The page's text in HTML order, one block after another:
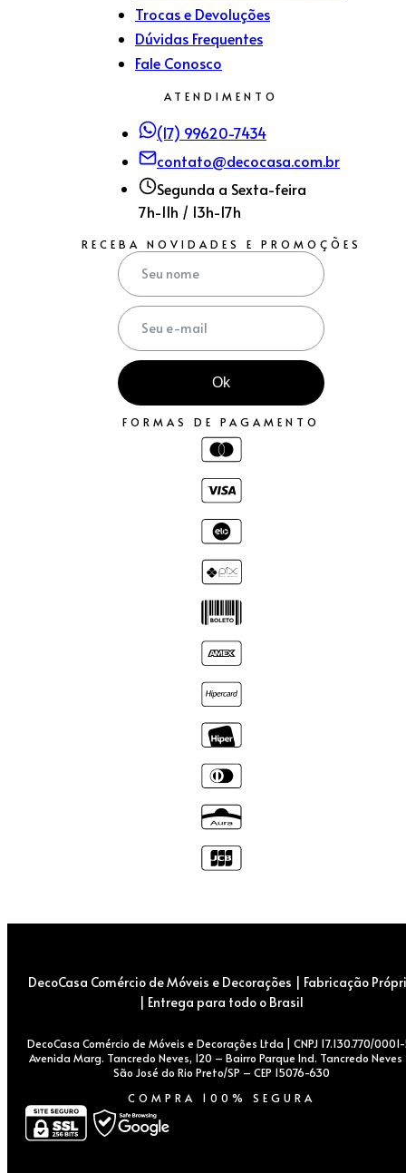
Trocas e Devoluções
Dúvidas Frequentes
Fale Conosco
ATENDIMENTO
(17) 99620-7434
contato@decocasa.com.br
Segunda a Sexta-feira
7h-11h / 13h-17h
RECEBA NOVIDADES E PROMOÇÕES
Ok
FORMAS DE PAGAMENTO
DecoCasa Comércio de Móveis e Decorações | Fabricação
| Entrega para todo o Brasil
DecoCasa Comércio de Móveis e Decorações Ltda | CNPJ 17.130.770/0001-
Avenida Marg. Tancredo Neves, 120 – Bairro Parque Ind. Tancredo
São José do Rio Preto/SP – CEP 15076-630
COMPRA 100% SEGURA